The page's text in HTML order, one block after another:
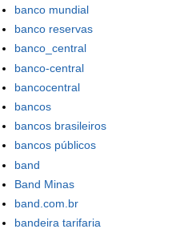
banco mundial
banco reservas
banco_central
banco-central
bancocentral
bancos
bancos brasileiros
bancos públicos
band
Band Minas
band.com.br
bandeira tarifaria